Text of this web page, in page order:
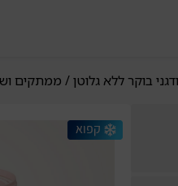
בוקר ללא גלוטן/ ממתקים